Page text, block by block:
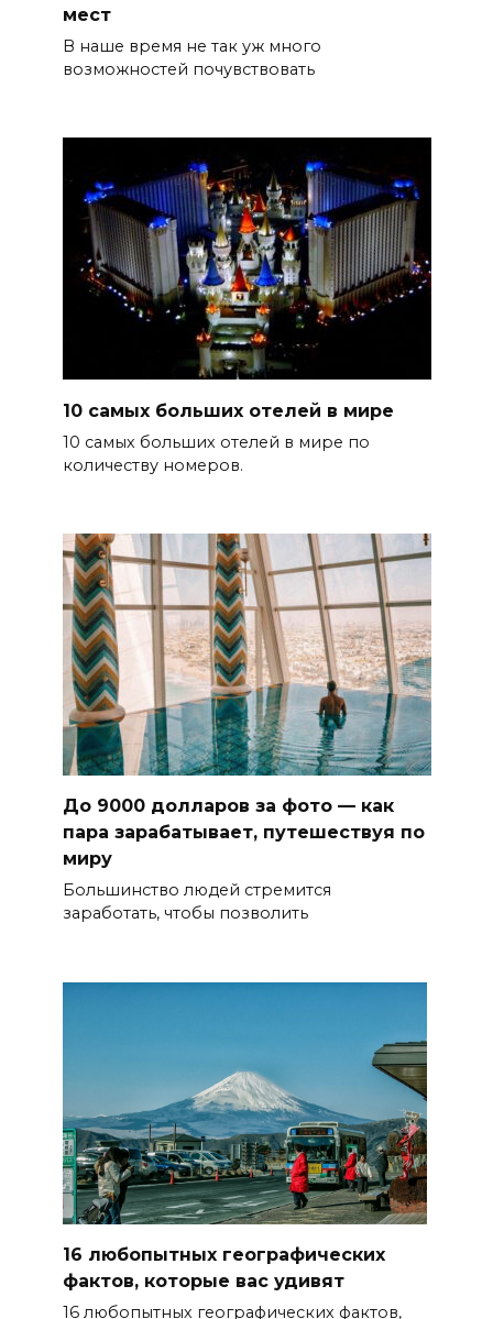
мест
В наше время не так уж много
возможностей почувствовать
10 самых больших отелей в мире
10 самых больших отелей в мире по
количеству номеров.
До 9000 долларов за фото — как
пара зарабатывает, путешествуя по
миру
Большинство людей стремится
заработать, чтобы позволить
16 любопытных географических
фактов, которые вас удивят
16 любопытных географических фактов,